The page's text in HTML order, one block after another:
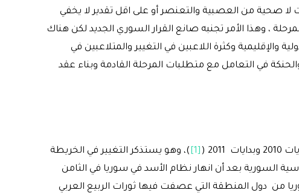
لا صحية من العصبية والتعنصر أو على اقل تقدير لا يخفي
، وهذا الأمر تجنبه صانع القرار السوري الجديد لكن هناك
وكثرة اللاعبين في التغيير والمتلاعبين في
في التعامل مع متطلبات المرحلة القادمة وبناء عقد
(
[1]
)، وهو يستذكر التغيير في الخريطة
السورية بعد أن انهار نظام الأسد في سوريا في الثامن
متوقعاً؛ كون سوريا من دول المنطقة التي عصفت فيها ثورات الربيع العربي